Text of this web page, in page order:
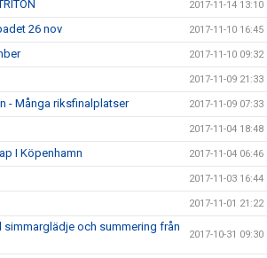
2017-11-14 13:10
26 nov 2017-11-10 16:45
2017-11-10 09:32
2017-11-09 21:33
- Många riksfinalplatser 2017-11-09 07:33
2017-11-04 18:48
I Köpenhamn 2017-11-04 06:46
2017-11-03 16:44
2017-11-01 21:22
och summering från
2017-10-31 09:30